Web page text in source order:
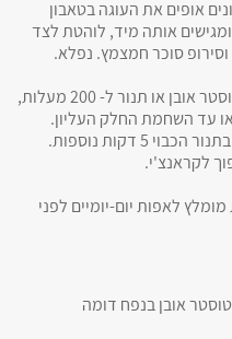
אופים את העוגה בטאבון
אותה מיד, לוהטת לצד
וסירופ סוכר חמצמץ. נפלא.
כדי לחמם את העוגה בבית; מחממים טוסטר אובן או תנור ל- 200 מעלות,
ואופים 5-7 דקות, או עד השחמת החלק העליון.
מכבים את התנור ומשאירים את העוגה בתנור הכבוי 5 דקות נוספות.
לקראנצ'י.
לאפות יום-יומיים לפני